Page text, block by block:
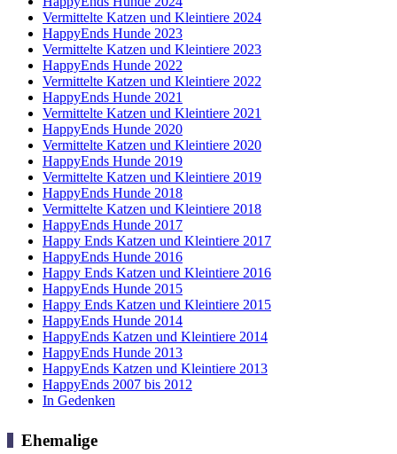
Vermittelte Katzen und Kleintiere 2024
HappyEnds Hunde 2023
Vermittelte Katzen und Kleintiere 2023
HappyEnds Hunde 2022
Vermittelte Katzen und Kleintiere 2022
HappyEnds Hunde 2021
Vermittelte Katzen und Kleintiere 2021
HappyEnds Hunde 2020
Vermittelte Katzen und Kleintiere 2020
HappyEnds Hunde 2019
Vermittelte Katzen und Kleintiere 2019
HappyEnds Hunde 2018
Vermittelte Katzen und Kleintiere 2018
HappyEnds Hunde 2017
Happy Ends Katzen und Kleintiere 2017
HappyEnds Hunde 2016
Happy Ends Katzen und Kleintiere 2016
HappyEnds Hunde 2015
Happy Ends Katzen und Kleintiere 2015
HappyEnds Hunde 2014
HappyEnds Katzen und Kleintiere 2014
HappyEnds Hunde 2013
HappyEnds Katzen und Kleintiere 2013
HappyEnds 2007 bis 2012
In Gedenken
Ehemalige